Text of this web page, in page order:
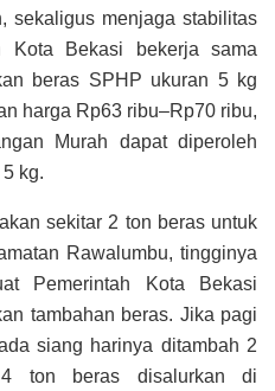
sekaligus menjaga stabilitas
Kota Bekasi bekerja sama
beras SPHP ukuran 5 kg
harga Rp63 ribu–Rp70 ribu,
Murah dapat diperoleh
kg.
sekitar 2 ton beras untuk
Rawalumbu, tingginya
Pemerintah Kota Bekasi
tambahan beras. Jika pagi
siang harinya ditambah 2
ton beras disalurkan di